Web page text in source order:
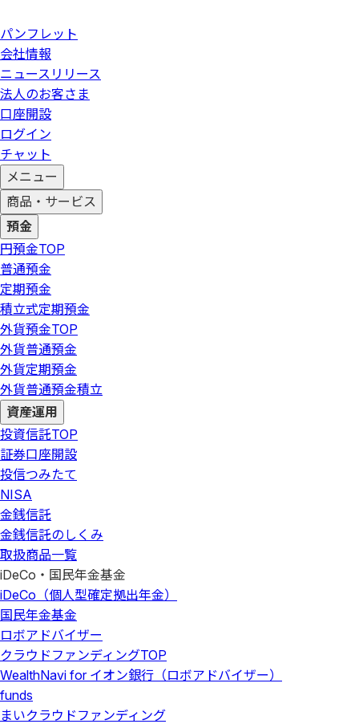
パンフレット
会社情報
ニュースリリース
法人のお客さま
口座開設
ログイン
チャット
メニュー
商品・サービス
預金
円預金TOP
普通預金
定期預金
積立式定期預金
外貨預金TOP
外貨普通預金
外貨定期預金
外貨普通預金積立
資産運用
投資信託TOP
証券口座開設
投信つみたて
NISA
金銭信託
金銭信託のしくみ
取扱商品一覧
iDeCo・国民年金基金
iDeCo（個人型確定拠出年金）
国民年金基金
ロボアドバイザー
クラウドファンディングTOP
WealthNavi for イオン銀行（ロボアドバイザー）
funds
まいクラウドファンディング